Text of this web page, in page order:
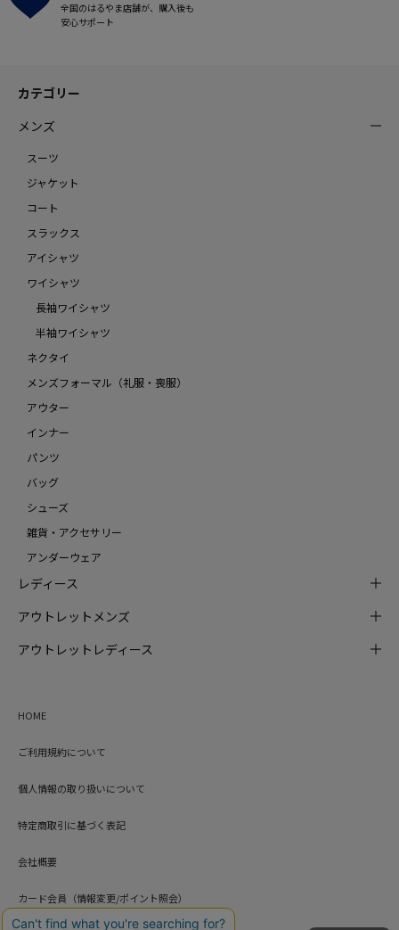
全国のはるやま店舗が、購入後も
安心サポート
カテゴリー
メンズ
スーツ
ジャケット
コート
スラックス
アイシャツ
ワイシャツ
長袖ワイシャツ
半袖ワイシャツ
ネクタイ
メンズフォーマル（礼服・喪服）
アウター
インナー
パンツ
バッグ
シューズ
雑貨・アクセサリー
アンダーウェア
レディース
アウトレットメンズ
アウトレットレディース
HOME
ご利用規約について
個人情報の取り扱いについて
特定商取引に基づく表記
会社概要
カード会員（情報変更/ポイント照会）